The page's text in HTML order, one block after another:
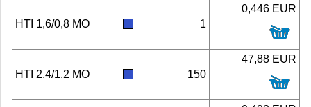
HTI 1,6/0,8 MO 1
0,446 EUR
HTI 2,4/1,2 MO 150
47,88 EUR